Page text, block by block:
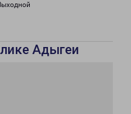
Адыгеи